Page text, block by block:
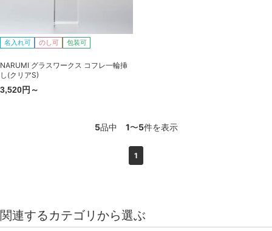
名入れ可 のし可 包装可
NARUMI グラスワークス コフレ一輪挿
し(クリアS)
3,520円～
5品中 1〜5件を表示
1
関連するカテゴリから選ぶ